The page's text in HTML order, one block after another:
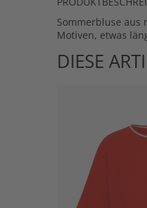
Sommerbluse aus
Motiven, etwas
DIESE